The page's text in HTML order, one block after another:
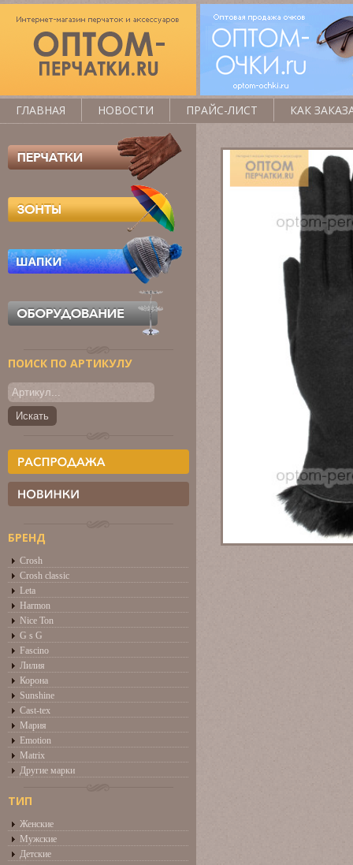
ПОИСК ПО АРТИКУЛУ
БРЕНД
Crosh
Crosh classic
Leta
Harmon
Nice Ton
G s G
Fascino
Лилия
Корона
Sunshine
Cast-tex
Мария
Emotion
Matrix
Другие марки
ТИП
Женские
Мужские
Детские
ГЛАВНАЯ НОВОСТИ ПРАЙС-ЛИСТ КАК